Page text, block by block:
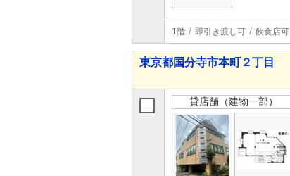
1階 即引き渡し可 飲食店可
東京都国分寺市本町２丁目
貸店舗（建物一部）